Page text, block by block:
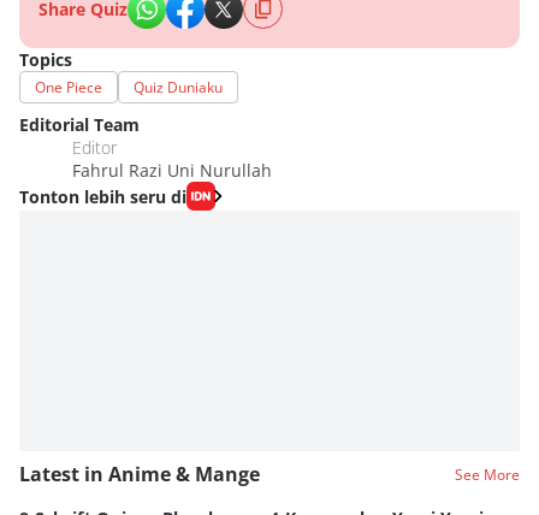
Share Quiz
Topics
One Piece Quiz Duniaku
Editorial Team
Editor
Fahrul Razi Uni Nurullah
Tonton lebih seru di
Latest in Anime & Mange See More